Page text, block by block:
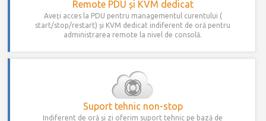
Remote PDU și KVM dedicat
Aveți acces la PDU pentru managementul curentului (
start/stop/restart) și KVM dedicat indiferent de oră pentru
administrarea remote la nivel de consolă.
Suport tehnic non-stop
Indiferent de oră și zi oferim suport tehnic pe bază de